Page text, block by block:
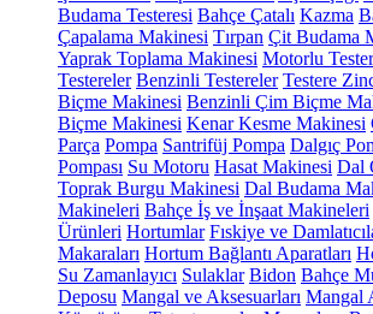
Budama Testeresi Bahçe Çatalı Kazma
Çapalama Makinesi Tırpan Çit Budama
Yaprak Toplama Makinesi Motorlu
Testereler Benzinli Testereler Testere
Biçme Makinesi Benzinli Çim Biçme
Biçme Makinesi Kenar Kesme Makinesi
Parça Pompa Santrifüj Pompa Dalgıç
Pompası Su Motoru Hasat Makinesi Dal
Toprak Burgu Makinesi Dal Budama
Makineleri Bahçe İş ve İnşaat Makineleri
Ürünleri Hortumlar Fıskiye ve
Makaraları Hortum Bağlantı Aparatları
Su Zamanlayıcı Sulaklar Bidon Bahçe
Deposu Mangal ve Aksesuarları Mangal